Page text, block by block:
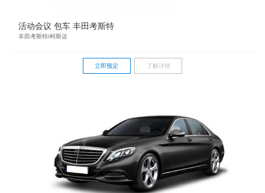
活动会议 包车 丰田考斯特
丰田考斯特/柯斯达
立即预定 了解详情